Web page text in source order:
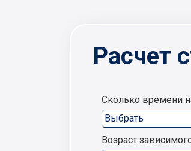
Расчет
Сколько времени
Возраст